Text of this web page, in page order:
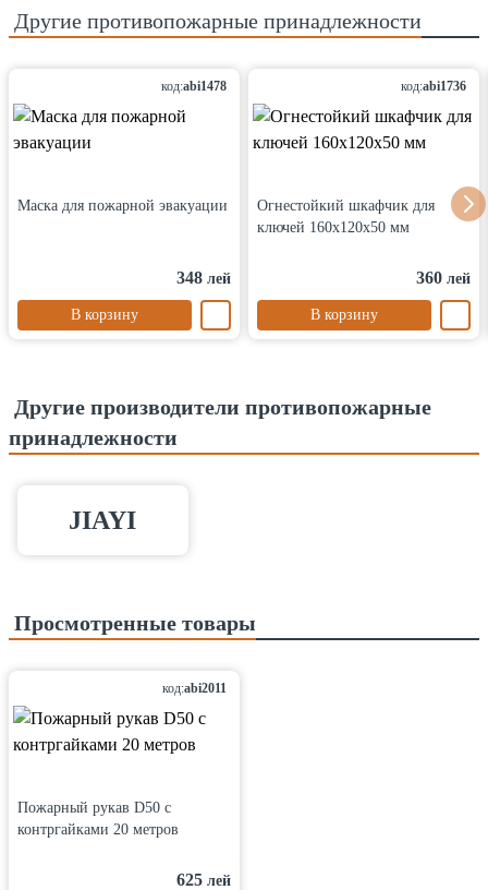
Другие противопожарные принадлежности
код:abi1478
Маска для пожарной эвакуации
348 лей
В корзину
код:abi1736
Огнестойкий шкафчик для
ключей 160x120x50 мм
360 лей
В корзину
Другие производители противопожарные
принадлежности
JIAYI
Просмотренные товары
код:abi2011
Пожарный рукав D50 с
контргайками 20 метров
625 лей